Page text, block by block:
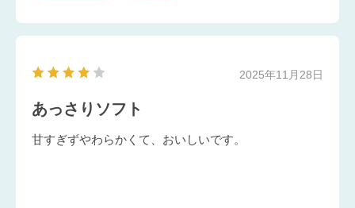
2025年11月28日
あっさりソフト
甘すぎずやわらかくて、おいしいです。